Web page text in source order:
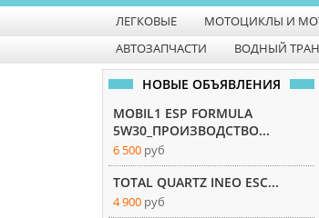
ЛЕГКОВЫЕ МОТОЦИКЛЫ И
АВТОЗАПЧАСТИ
ВОДНЫЙ
НОВЫЕ ОБЪЯВЛЕНИЯ
MOBIL1 ESP FORMULA
5W30_ПРОИЗВОДСТВО...
6 500 руб
TOTAL QUARTZ INEO ESC...
4 900 руб